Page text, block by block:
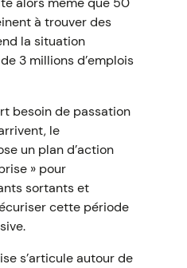
à trouver des
la situation
3 millions d’emplois
besoin de passation
le
un plan d’action
» pour
sortants et
cette période
s’articule autour de